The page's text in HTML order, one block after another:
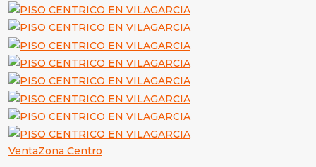
VentaZona Centro